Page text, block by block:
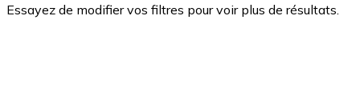
Essayez de modifier vos filtres pour voir plus de résultats.